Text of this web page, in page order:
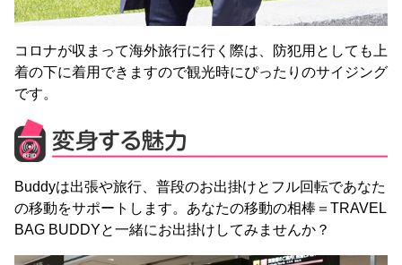
コロナが収まって海外旅行に行く際は、防犯用としても上
着の下に着用できますので観光時にぴったりのサイジング
です。
Buddyは出張や旅行、普段のお出掛けとフル回転であなた
の移動をサポートします。あなたの移動の相棒＝TRAVEL
BAG BUDDYと一緒にお出掛けしてみませんか？